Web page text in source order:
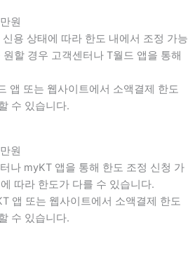
원
신용 상태에 따라 한도 내에서 조정 가능
할 경우 고객센터나 T월드 앱을 통해
앱 또는 웹사이트에서 소액결제 한도
수 있습니다.
원
나 myKT 앱을 통해 한도 조정 신청 가
따라 한도가 다를 수 있습니다.
앱 또는 웹사이트에서 소액결제 한도
수 있습니다.